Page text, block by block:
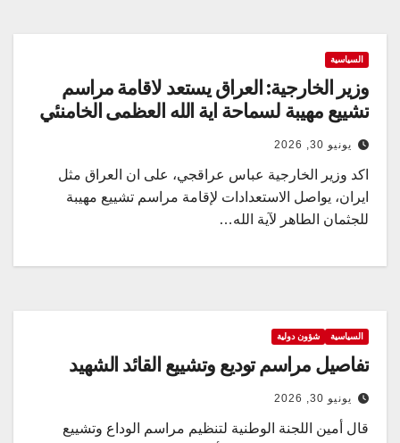
السياسية
وزير الخارجية: العراق يستعد لاقامة مراسم
تشييع مهيبة لسماحة اية الله العظمى الخامنئي
يونيو 30, 2026
اكد وزير الخارجية عباس عراقجي، على ان العراق مثل
ايران، يواصل الاستعدادات لإقامة مراسم تشييع مهيبة
للجثمان الطاهر لآية الله…
السياسية شؤون دولية
تفاصيل مراسم توديع وتشييع القائد الشهيد
يونيو 30, 2026
قال أمين اللجنة الوطنية لتنظيم مراسم الوداع وتشييع